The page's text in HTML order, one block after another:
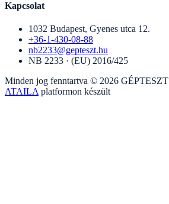
Kapcsolat
1032 Budapest, Gyenes utca 12.
+36-1-430-08-88
nb2233@gepteszt.hu
NB 2233 · (EU) 2016/425
Minden jog fenntartva © 2026 GÉPTESZT
ATAILAplatformon készült